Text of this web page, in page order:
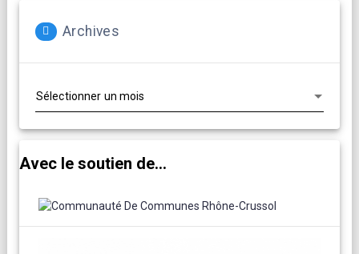
Archives
Avec le soutien de...